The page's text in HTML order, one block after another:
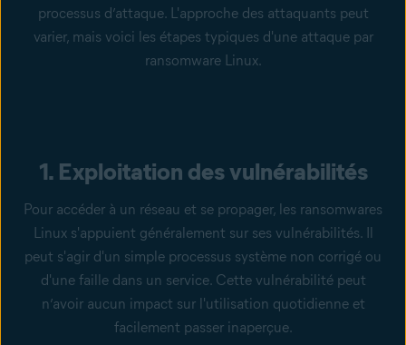
processus d’attaque. L'approche des attaquants peut
varier, mais voici les étapes typiques d'une attaque par
ransomware Linux.
1. Exploitation des vulnérabilités
Pour accéder à un réseau et se propager, les ransomwares
Linux s'appuient généralement sur ses vulnérabilités. Il
peut s'agir d'un simple processus système non corrigé ou
d'une faille dans un service. Cette vulnérabilité peut
n’avoir aucun impact sur l'utilisation quotidienne et
facilement passer inaperçue.